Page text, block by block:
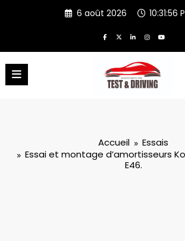
6 août 2026 10:31:56
Accueil
Essais
Essai et montage d’amortisseurs
E46.